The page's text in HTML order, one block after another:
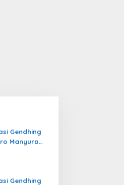
Gendhing
Manyura
Gendhing